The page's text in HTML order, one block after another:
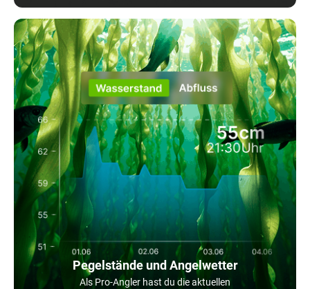
Pegelstände und Angelwetter
Als Pro-Angler hast du die aktuellen